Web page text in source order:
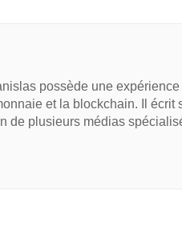
possède une
et la blockchain. Il écrit
de plusieurs médias